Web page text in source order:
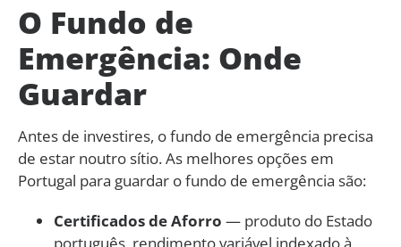
O Fundo de
Emergência: Onde
Guardar
Antes de investires, o fundo de emergência precisa
de estar noutro sítio. As melhores opções em
Portugal para guardar o fundo de emergência são:
Certificados de Aforro — produto do Estado
português, rendimento variável indexado à